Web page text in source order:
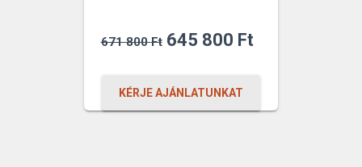
671 800Ft Original
was:
671
645 800 FtCurrent
645
KÉRJE AJÁNLATUNKAT